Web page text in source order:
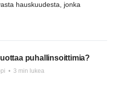
hauskuudesta, jonka
puhallinsoittimia?
• 3 min lukea